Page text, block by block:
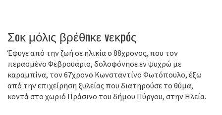
Σoκ μόλις βρέθnκε vεκpóς
Έφυγε από την ζωή σε ηλικία ο 88χρονος, που τον
περασμένο Φεβρουάριο, δολοφόνησε εν ψυχρώ με
καραμπίνα, τον 67χρονο Κωνσταντίνο Φωτόπουλο, έξω
από την επιχείρηση ξυλείας που διατηρούσε το θύμα,
κοντά στο χωριό Πράσινο του δήμου Πύργου, στην Ηλεία.